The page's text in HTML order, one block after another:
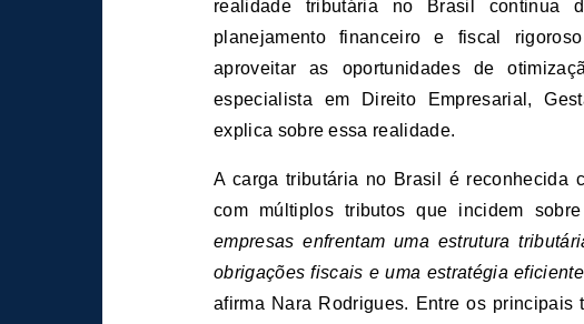
realidade tributária no Brasil continua
planejamento financeiro e fiscal
aproveitar as oportunidades de
especialista em Direito Empresarial,
explica sobre essa realidade.
A carga tributária no Brasil é reconhecida
com múltiplos tributos que incidem
empresas enfrentam uma estrutura
obrigações fiscais e uma estratégia
afirma Nara Rodrigues. Entre os